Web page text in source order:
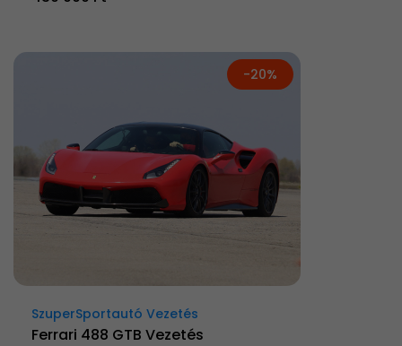
-20%
SzuperSportautó Vezetés
Ferrari 488 GTB Vezetés